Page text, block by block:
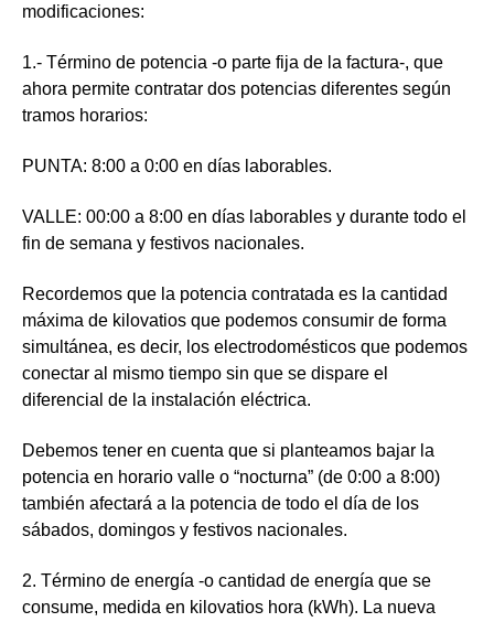
modificaciones:
1.- Término de potencia -o parte fija de la factura-, que
ahora permite contratar dos potencias diferentes según
tramos horarios:
PUNTA: 8:00 a 0:00 en días laborables.
VALLE: 00:00 a 8:00 en días laborables y durante todo el
fin de semana y festivos nacionales.
Recordemos que la potencia contratada es la cantidad
máxima de kilovatios que podemos consumir de forma
simultánea, es decir, los electrodomésticos que podemos
conectar al mismo tiempo sin que se dispare el
diferencial de la instalación eléctrica.
Debemos tener en cuenta que si planteamos bajar la
potencia en horario valle o “nocturna” (de 0:00 a 8:00)
también afectará a la potencia de todo el día de los
sábados, domingos y festivos nacionales.
2. Término de energía -o cantidad de energía que se
consume, medida en kilovatios hora (kWh). La nueva